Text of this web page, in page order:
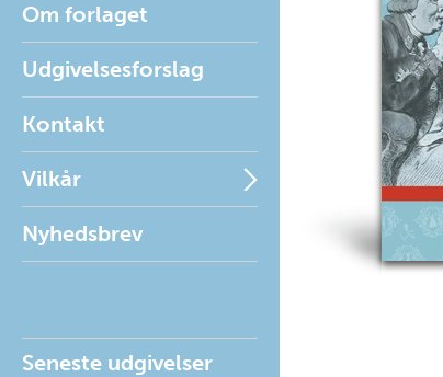
Om forlaget
Udgivelsesforslag
Kontakt
Vilkår
Nyhedsbrev
Seneste udgivelser